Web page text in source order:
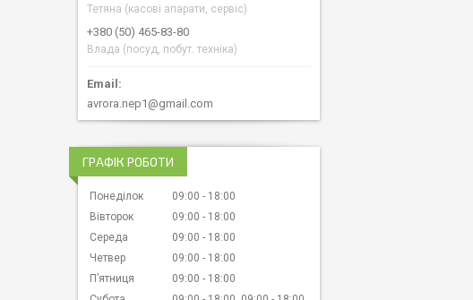
Тетяна (касові апарати, сервіс)
+380 (50) 465-83-80
Влада (посуд, побут. техніка)
avrora.nep1@gmail.com
ГРАФІК РОБОТИ
Понеділок 09:00
18:00
Вівторок
09:00
18:00
Середа
09:00
18:00
Четвер
09:00
18:00
Пʼятниця
09:00
18:00